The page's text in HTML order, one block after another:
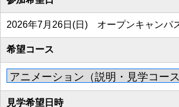
2026年7月26日(日) オープンキャンパ
希望コース
見学希望日時